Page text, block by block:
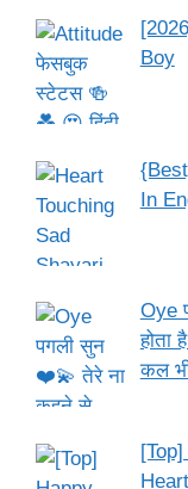
Boy
In
Oye
होता
कल